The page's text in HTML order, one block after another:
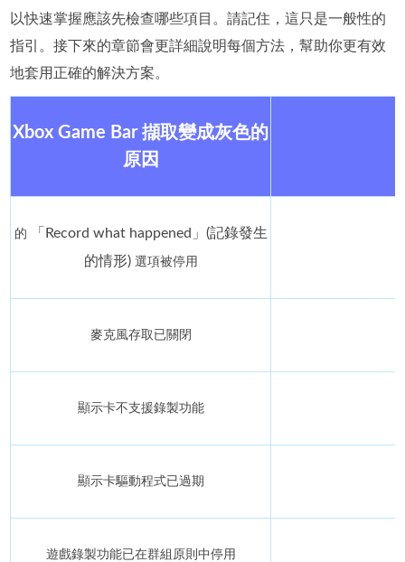
以快速掌握應該先檢查哪些項目。請記住，這只是一般性的
指引。接下來的章節會更詳細說明每個方法，幫助你更有效
地套用正確的解決方案。
Xbox Game Bar 擷取變成灰色的
原因
的
「Record what happened」(記錄發生
的情形)選項被停用
麥克風存取已關閉
顯示卡不支援錄製功能
顯示卡驅動程式已過期
遊戲錄製功能已在群組原則中停用